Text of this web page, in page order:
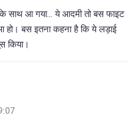
आ गया... ये आदमी तो बस फाइट
बस इतना कहना है कि ये लड़ाई
किया।